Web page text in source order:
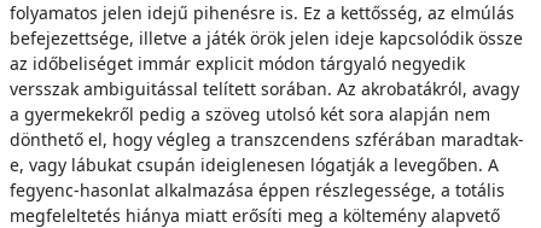
folyamatos jelen idejű pihenésre is. Ez a kettősség, az elmúlás
befejezettsége, illetve a játék örök jelen ideje kapcsolódik össze
az időbeliséget immár explicit módon tárgyaló negyedik
versszak ambiguitással telített sorában. Az akrobatákról, avagy
a gyermekekről pedig a szöveg utolsó két sora alapján nem
dönthető el, hogy végleg a transzcendens szférában maradtak-
e, vagy lábukat csupán ideiglenesen lógatják a levegőben. A
fegyenc-hasonlat alkalmazása éppen részlegessége, a totális
megfeleltetés hiánya miatt erősíti meg a költemény alapvető